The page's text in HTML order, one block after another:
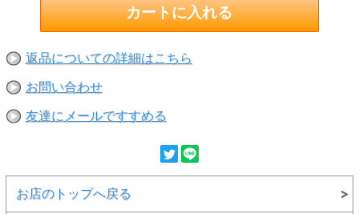
返品についての詳細はこちら
お問い合わせ
友達にメールですすめる
お店のトップへ戻る